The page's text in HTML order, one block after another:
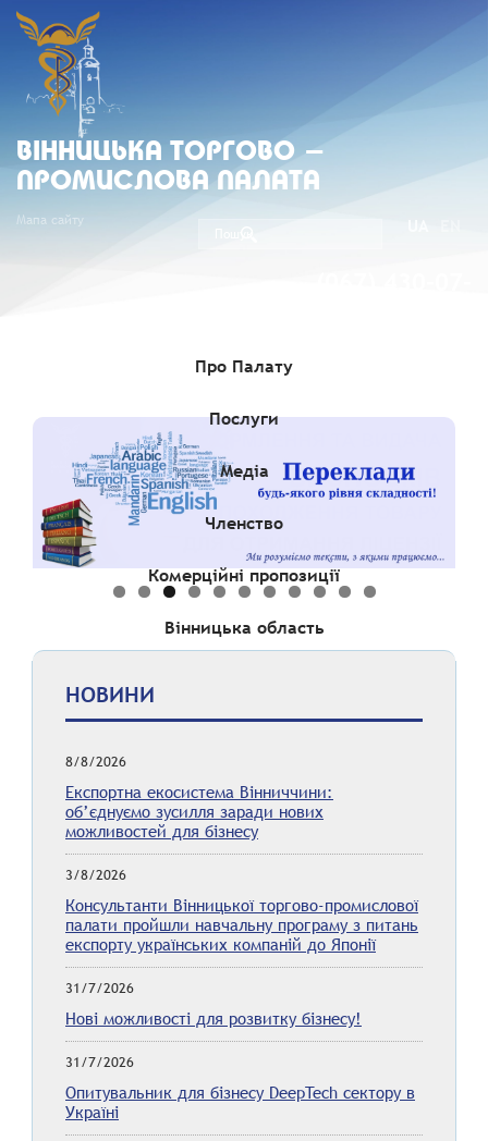
ВIННИЦЬКА ТОРГОВО -
ПРОМИСЛОВА ПАЛАТА
Мапа сайту
Про Палату
Послуги
Медіа
Членство
Комерційні пропозиції
Вінницька область
НОВИНИ
8/8/2026
Експортна екосистема Вінниччини:
об’єднуємо зусилля заради нових
можливостей для бізнесу
3/8/2026
Консультанти Вінницької торгово-промислової
палати пройшли навчальну програму з питань
експорту українських компаній до Японії
31/7/2026
Нові можливості для розвитку бізнесу!
31/7/2026
Опитувальник для бізнесу DeepTech сектору в
Україні